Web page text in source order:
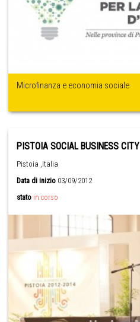
Microfinanza e economia sociale
PISTOIA SOCIAL BUSINESS CITY
Pistoia ,Italia
Data di inizio 03/09/2012
stato in corso